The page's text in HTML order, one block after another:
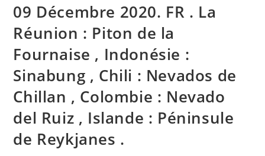
09 Décembre 2020. FR . La
Réunion : Piton de la
Fournaise , Indonésie :
Sinabung , Chili : Nevados de
Chillan , Colombie : Nevado
del Ruiz , Islande : Péninsule
de Reykjanes .